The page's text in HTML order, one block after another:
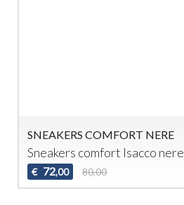
SNEAKERS COMFORT NERE
Sneakers comfort Isacco nere
€ 72,00 80,00